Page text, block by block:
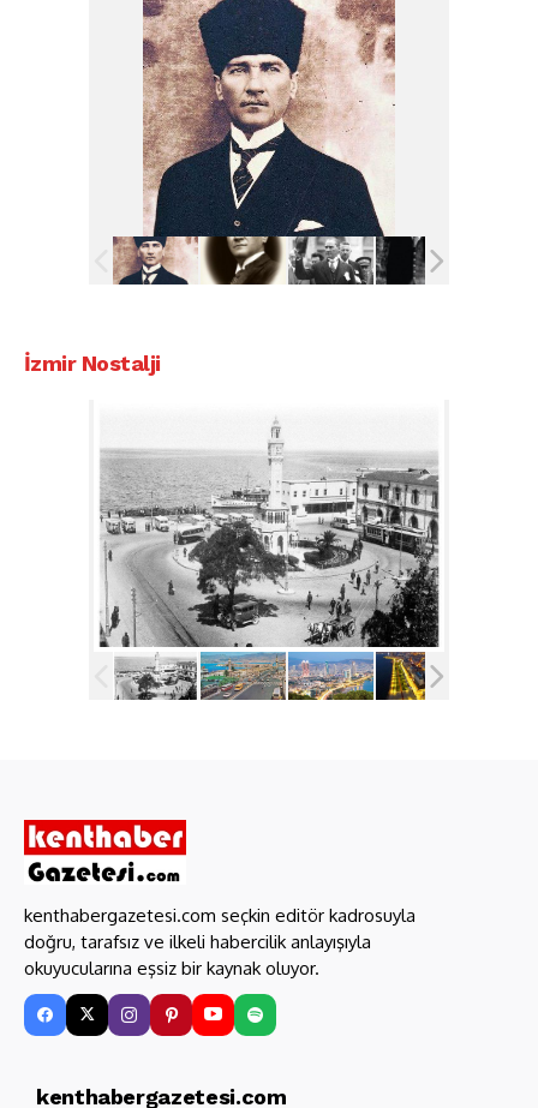
İzmir Nostalji
kenthabergazetesi.com seçkin editör kadrosuyla
doğru, tarafsız ve ilkeli habercilik anlayışıyla
okuyucularına eşsiz bir kaynak oluyor.
kenthabergazetesi.com